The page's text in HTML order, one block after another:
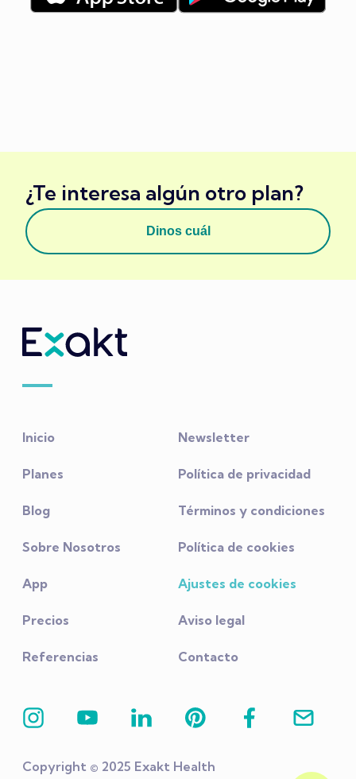
¿Te interesa algún otro plan?
Dinos cuál
Inicio
Planes
Blog
Sobre Nosotros
App
Precios
Referencias
Newsletter
Política de privacidad
Términos y condiciones
Política de cookies
Ajustes de cookies
Aviso legal
Contacto
Copyright © 2025 Exakt Health